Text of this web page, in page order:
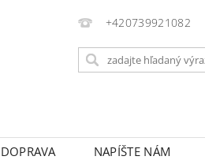
+420739921082
DOPRAVA NAPÍŠTE NÁM